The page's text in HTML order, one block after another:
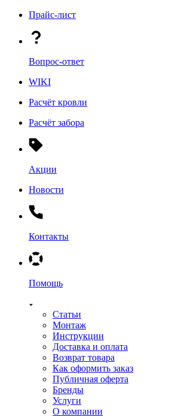
Прайс-лист
Вопрос-ответ
WIKI
Расчёт кровли
Расчёт забора
Акции
Новости
Контакты
Помощь
Статьи
Монтаж
Инструкции
Доставка и оплата
Возврат товара
Как оформить заказ
Публичная оферта
Бренды
Услуги
О компании